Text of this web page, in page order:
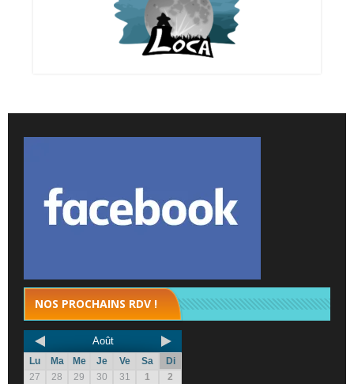
NOS PROCHAINS RDV !
Août
Lu Ma Me Je Ve Sa
Di
27
28 29 30 31 1 2